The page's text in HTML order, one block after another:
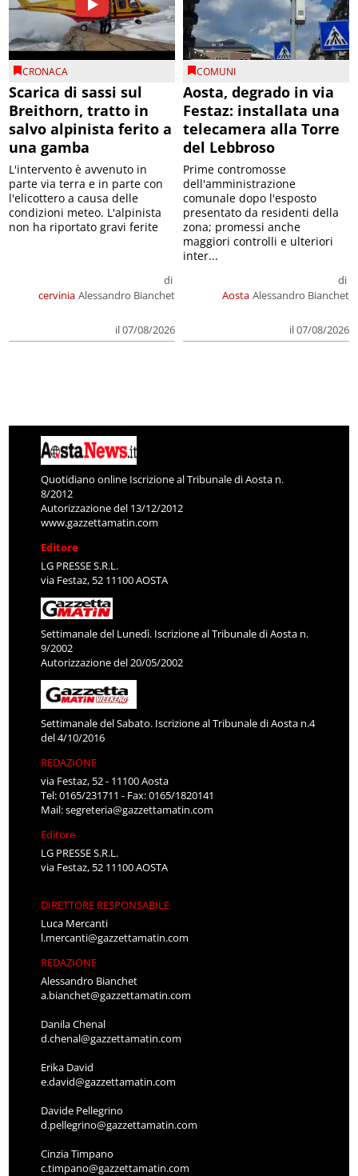
CRONACA
Scarica di sassi sul
Breithorn, tratto in
salvo alpinista ferito a
una gamba
cervinia
di
Alessandro Bianchet
il 07/08/2026
L'intervento è avvenuto in
parte via terra e in parte con
l'elicottero a causa delle
condizioni meteo. L'alpinista
non ha riportato gravi ferite
COMUNI
Aosta, degrado in via
Festaz: installata una
telecamera alla Torre
del Lebbroso
Aosta
di
Alessandro Bianchet
il 07/08/2026
Prime contromosse
dell'amministrazione
comunale dopo l'esposto
presentato da residenti della
zona; promessi anche
maggiori controlli e ulteriori
inter...
Quotidiano online Iscrizione al Tribunale di Aosta n.
8/2012
Autorizzazione del 13/12/2012
www.gazzettamatin.com
Editore
LG PRESSE S.R.L.
via Festaz, 52 11100 AOSTA
Settimanale del Lunedì. Iscrizione al Tribunale di Aosta n.
9/2002
Autorizzazione del 20/05/2002
Settimanale del Sabato. Iscrizione al Tribunale di Aosta n.4
del 4/10/2016
REDAZIONE
via Festaz, 52 - 11100 Aosta
Tel: 0165/231711 - Fax: 0165/1820141
Mail:segreteria@gazzettamatin.com
Editore
LG PRESSE S.R.L.
via Festaz, 52 11100 AOSTA
DIRETTORE RESPONSABILE
Luca Mercanti
l.mercanti@gazzettamatin.com
REDAZIONE
Alessandro Bianchet
a.bianchet@gazzettamatin.com
Danila Chenal
d.chenal@gazzettamatin.com
Erika David
e.david@gazzettamatin.com
Davide Pellegrino
d.pellegrino@gazzettamatin.com
Cinzia Timpano
c.timpano@gazzettamatin.com